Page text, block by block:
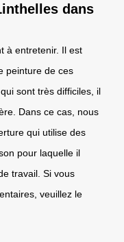
dans
à entretenir. Il est
peinture de ces
sont très difficiles, il
Dans ce cas, nous
qui utilise des
pour laquelle il
travail. Si vous
veuillez le